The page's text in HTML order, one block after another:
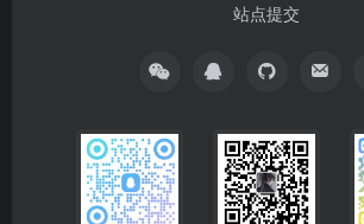
站点提交